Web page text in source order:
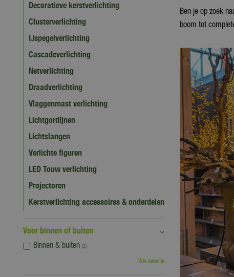
Ben je op zoek
boom tot
Decoratieve kerstverlichting
Clusterverlichting
IJspegelverlichting
Cascadeverlichting
Netverlichting
Draadverlichting
Vlaggenmast verlichting
Lichtgordijnen
Lichtslangen
Verlichte figuren
LED Touw verlichting
Projectoren
Kerstverlichting accessoires & onderdelen
Voor binnen of buiten
Binnen & buiten (2)
Wis selectie